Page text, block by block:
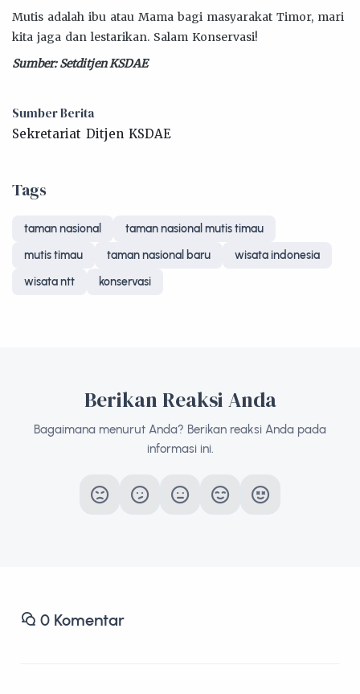
Mutis adalah ibu atau Mama bagi masyarakat Timor, mari
kita jaga dan lestarikan. Salam Konservasi!
Sumber: Setditjen KSDAE
Sumber Berita
Sekretariat Ditjen KSDAE
Tags
taman nasional
taman nasional mutis timau
mutis timau
taman nasional baru
wisata indonesia
wisata ntt
konservasi
Berikan Reaksi Anda
Bagaimana menurut Anda? Berikan reaksi Anda pada
informasi ini.
0 Komentar